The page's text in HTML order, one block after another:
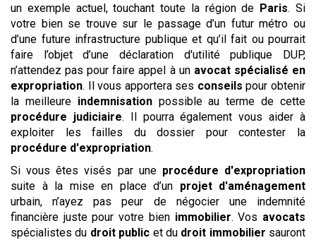
un exemple actuel, touchant toute la région de Paris. Si
votre bien se trouve sur le passage d’un futur métro ou
d’une future infrastructure publique et qu’il fait ou pourrait
faire l’objet d’une déclaration d'utilité publique DUP,
n’attendez pas pour faire appel à un avocat spécialisé en
expropriation. Il vous apportera ses conseils pour obtenir
la meilleure indemnisationpossible au terme de cette
procédure judiciaire. Il pourra également vous aider à
exploiter les failles du dossier pour contester la
procédure d'expropriation.
Si vous êtes visés par une procédure d'expropriation
suite à la mise en place d’un projet d'aménagement
urbain, n’ayez pas peur de négocier une indemnité
financière juste pour votre bien immobilier. Vos avocats
spécialistes du droit public et du droit immobilier sauront